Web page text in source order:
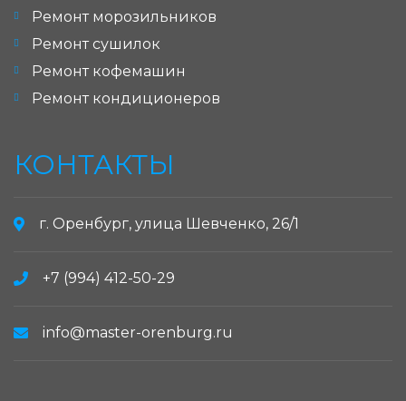
Ремонт морозильников
Ремонт сушилок
Ремонт кофемашин
Ремонт кондиционеров
КОНТАКТЫ
г. Оренбург, улица Шевченко, 26/1
+7 (994) 412-50-29
info@master-orenburg.ru